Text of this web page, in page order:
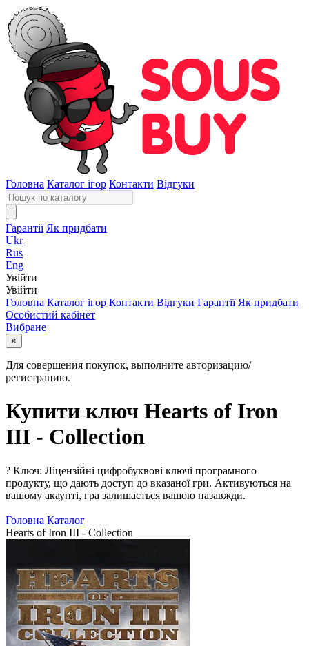
Головна Каталог ігор Контакти Відгуки
Гарантії Як придбати
Ukr
Rus
Eng
Увійти
Увійти
Головна Каталог ігор Контакти Відгуки Гарантії Як придбати
Особистий кабінет
Вибране
×
Для совершения покупок, выполните авторизацию/
регистрацию.
Купити ключ Hearts of Iron
III - Collection
? Ключ: Ліцензійні цифробуквові ключі програмного
продукту, що дають доступ до вказаної гри. Активуються на
вашому акаунті, гра залишається вашою назавжди.
Головна Каталог
Hearts of Iron III - Collection